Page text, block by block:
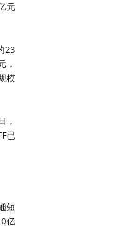
元
23
，
模
，
已
短
亿